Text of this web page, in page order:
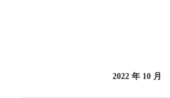
2022 年 10 月